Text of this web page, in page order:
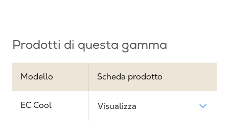
Prodotti di questa gamma
Modello Scheda prodotto
EC Cool Visualizza